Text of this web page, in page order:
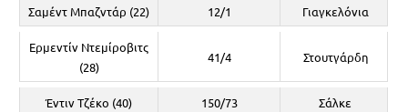
Σαμέντ Μπαζντάρ (22) 12/1 Γιαγκελόνια
Ερμεντίν Ντεμίροβιτς
(28)
41/4 Στουτγάρδη
Έντιν Τζέκο (40) 150/73 Σάλκε